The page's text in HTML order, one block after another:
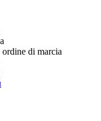
ordine di marcia